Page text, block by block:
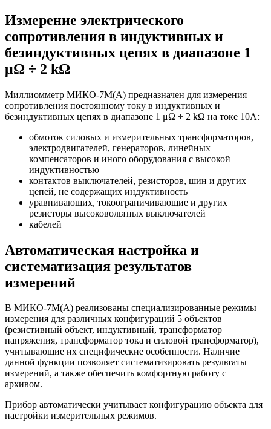
Измерение электрического
сопротивления в индуктивных и
безиндуктивных цепях в диапазоне 1
μΩ ÷ 2 kΩ
Миллиомметр МИКО-7М(А) предназначен для измерения
сопротивления постоянному току в индуктивных и
безиндуктивных цепях в диапазоне 1 μΩ ÷ 2 kΩ на токе 10А:
обмоток силовых и измерительных трансформаторов,
электродвигателей, генераторов, линейных
компенсаторов и иного оборудования с высокой
индуктивностью
контактов выключателей, резисторов, шин и других
цепей, не содержащих индуктивность
уравнивающих, токоограничивающие и других
резисторы высоковольтных выключателей
кабелей
Автоматическая настройка и
систематизация результатов
измерений
В МИКО-7М(А) реализованы специализированные режимы
измерения для различных конфигураций 5 объектов
(резистивный объект, индуктивный, трансформатор
напряжения, трансформатор тока и силовой трансформатор),
учитывающие их специфические особенности. Наличие
данной функции позволяет систематизировать результаты
измерений, а также обеспечить комфортную работу с
архивом.
Прибор автоматически учитывает конфигурацию объекта для
настройки измерительных режимов.